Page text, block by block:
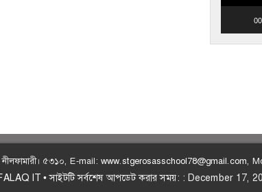
৫৩১০, E-mail: www.stgerosasschool78@gmail.com,
IT • সাইটটি সর্বশেষ আপডেট করার সময়: : December 17,